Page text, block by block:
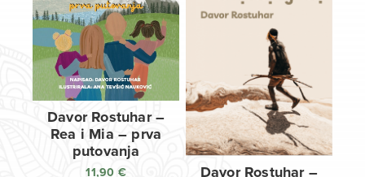
Davor Rostuhar –
Rea i Mia – prva
putovanja
11,90 €
Davor Rostuhar –